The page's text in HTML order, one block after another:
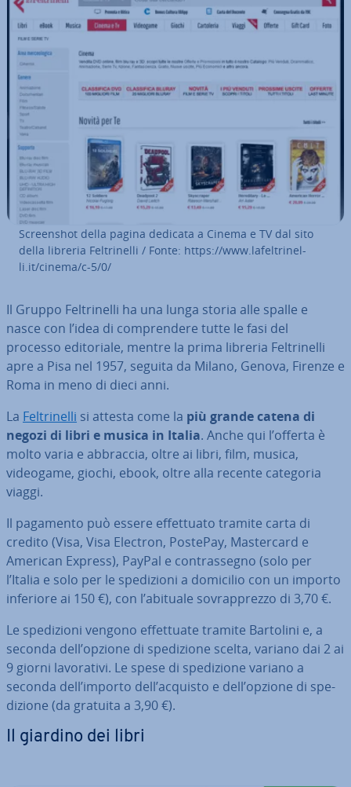
Screen­shot della pagina dedicata a Cinema e TV dal sito
della libreria Fel­tri­nel­li / Fonte: https://www.la­fel­tri­nel­
li.it/cinema/c-5/0/
Il Gruppo Fel­tri­nel­li ha una lunga storia alle spalle e
nasce con l’idea di com­pren­de­re tutte le fasi del
processo edi­to­ria­le, mentre la prima libreria Fel­tri­nel­li
apre a Pisa nel 1957, seguita da Milano, Genova, Firenze e
Roma in meno di dieci anni.
La Fel­tri­nel­li si attesta come la più grande catena di
negozi di libri e musica in Italia. Anche qui l’offerta è
molto varia e abbraccia, oltre ai libri, film, musica,
videogame, giochi, ebook, oltre alla recente categoria
viaggi.
Il pagamento può essere ef­fet­tua­to tramite carta di
credito (Visa, Visa Electron, PostePay, Ma­ster­card e
American Express), PayPal e con­tras­se­gno (solo per
l’Italia e solo per le spe­di­zio­ni a domicilio con un importo
inferiore ai 150 €), con l’abituale so­vrap­prez­zo di 3,70 €.
Le spe­di­zio­ni vengono ef­fet­tua­te tramite Bartolini e, a
seconda dell’opzione di spe­di­zio­ne scelta, variano dai 2 ai
9 giorni la­vo­ra­ti­vi. Le spese di spe­di­zio­ne variano a
seconda dell’importo dell’acquisto e dell’opzione di spe­
di­zio­ne (da gratuita a 3,90 €).
Il giardino dei libri